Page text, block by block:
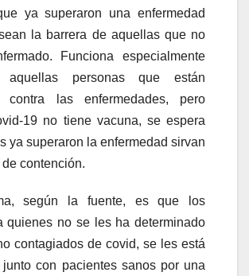
ya superaron una enfermedad
la barrera de aquellas que no
Funciona especialmente
personas que están
contra las enfermedades, pero
19 no tiene vacuna, se espera
ya superaron la enfermedad sirvan
contención.
según la fuente, es que los
quienes no se les ha determinado
contagiados de covid, se les está
junto con pacientes sanos por una